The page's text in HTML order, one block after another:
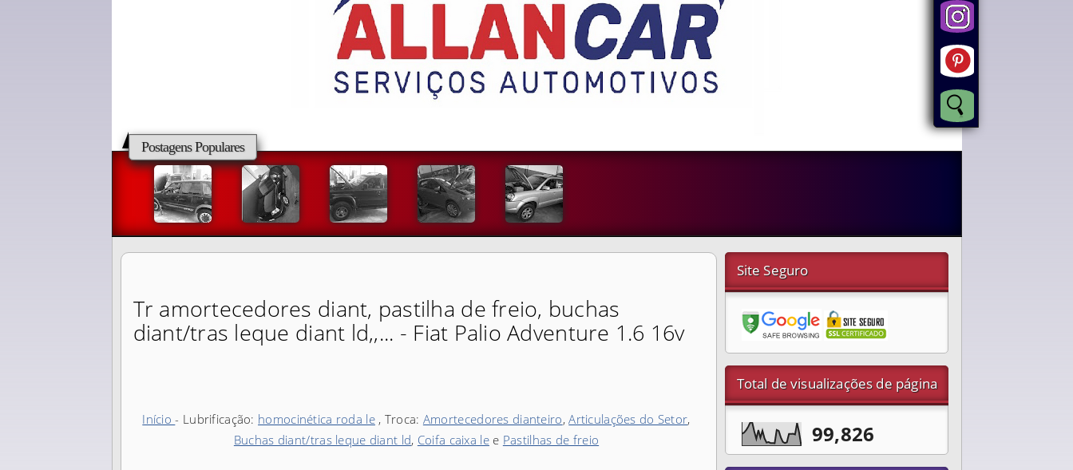
Postagens Populares
Tr amortecedores diant, pastilha de freio, buchas
diant/tras leque diant ld,,... - Fiat Palio Adventure 1.6 16v
Início- Lubrificação: homocinética roda le , Troca: Amortecedores dianteiro,Articulações do Setor,
Buchas diant/tras leque diant ld, Coifa caixa lee Pastilhas de freio
Site Seguro
Total de visualizações de página
99,826